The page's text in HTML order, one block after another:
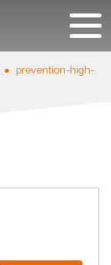
prevention-high-